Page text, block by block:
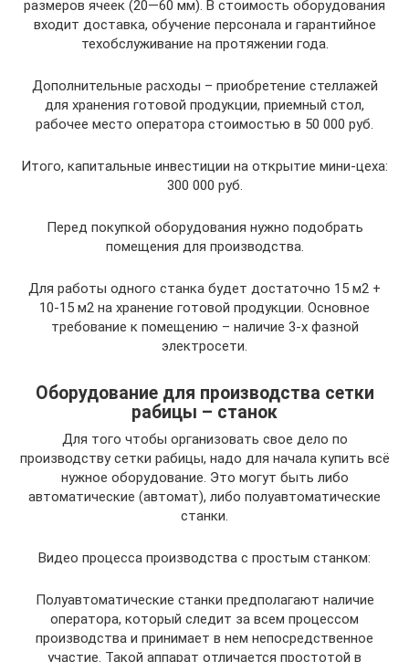
размеров ячеек (20—60 мм). В стоимость оборудования
входит доставка, обучение персонала и гарантийное
техобслуживание на протяжении года.
Дополнительные расходы – приобретение стеллажей
для хранения готовой продукции, приемный стол,
рабочее место оператора стоимостью в 50 000 руб.
Итого, капитальные инвестиции на открытие мини-цеха:
300 000 руб.
Перед покупкой оборудования нужно подобрать
помещения для производства.
Для работы одного станка будет достаточно 15 м2 +
10-15 м2 на хранение готовой продукции. Основное
требование к помещению – наличие 3-х фазной
электросети.
Оборудование для производства сетки
рабицы – станок
Для того чтобы организовать свое дело по
производству сетки рабицы, надо для начала купить всё
нужное оборудование. Это могут быть либо
автоматические (автомат), либо полуавтоматические
станки.
Видео процесса производства с простым станком:
Полуавтоматические станки предполагают наличие
оператора, который следит за всем процессом
производства и принимает в нем непосредственное
участие. Такой аппарат отличается простотой в